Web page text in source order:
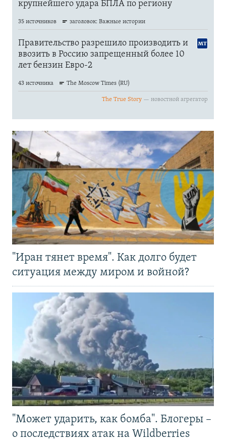
"Иран тянет время". Как долго будет
ситуация между миром и войной?
"Может ударить, как бомба". Блогеры –
о последствиях атак на Wildberries